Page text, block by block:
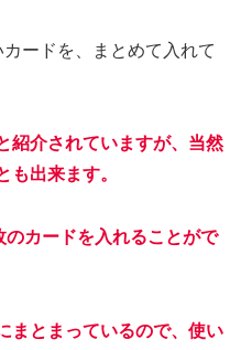
ードを、まとめて入れて
紹介されていますが、当然
も出来ます。
のカードを入れることがで
まとまっているので、使い